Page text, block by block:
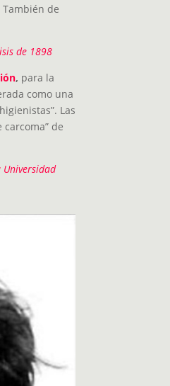
de
de 1898
, para la
como una
Las
de
Universidad